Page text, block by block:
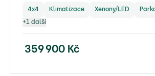
4x4 Klimatizace Xenony/LED
+1 další
359 900 Kč